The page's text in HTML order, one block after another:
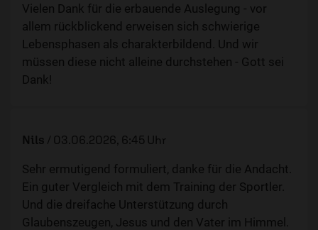
Vielen Dank für die erbauende Auslegung - vor
allem rückblickend erweisen sich schwierige
Lebensphasen als charakterbildend. Und wir
müssen diese nicht alleine durchstehen - Gott sei
Dank!
Nils / 03.06.2026, 6:45 Uhr
Sehr ermutigend formuliert, danke für die Andacht.
Ein guter Vergleich mit dem Training der Sportler.
Und die dreifache Unterstützung durch
Glaubenszeugen, Jesus und den Vater im Himmel.